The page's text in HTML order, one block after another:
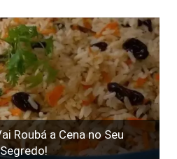
Roubá a Cena no Seu